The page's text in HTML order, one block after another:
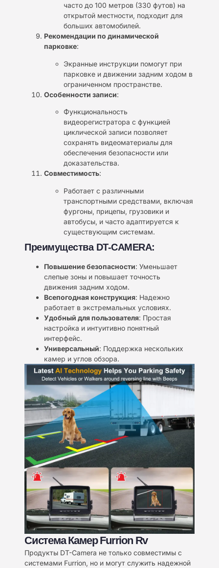
часто до 100 метров (330 футов) на
открытой местности, подходит для
больших автомобилей.
Рекомендации по динамической
парковке:
Экранные инструкции помогут при
парковке и движении задним ходом в
ограниченном пространстве.
Особенности записи:
Функциональность
видеорегистратора с функцией
циклической записи позволяет
сохранять видеоматериалы для
обеспечения безопасности или
доказательства.
Совместимость:
Работает с различными
транспортными средствами, включая
фургоны, прицепы, грузовики и
автобусы, и часто адаптируется к
существующим системам.
Преимущества DT-CAMERA:
Повышение безопасности: Уменьшает
слепые зоны и повышает точность
движения задним ходом.
Всепогодная конструкция: Надежно
работает в экстремальных условиях.
Удобный для пользователя: Простая
настройка и интуитивно понятный
интерфейс.
Универсальный: Поддержка нескольких
камер и углов обзора.
Система Камер Furrion Rv
Продукты DT-Camera не только совместимы с
системами Furrion, но и могут служить надежной